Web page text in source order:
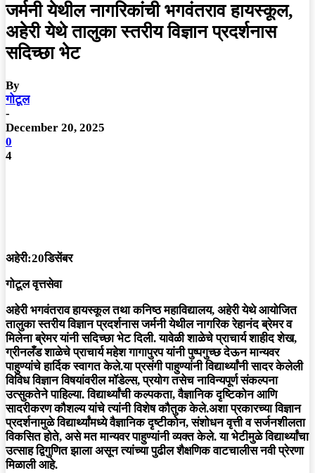
जर्मनी येथील नागरिकांची भगवंतराव हायस्कूल,
अहेरी येथे तालुका स्तरीय विज्ञान प्रदर्शनास
सदिच्छा भेट
By
गोटूल
-
December 20, 2025
0
4
अहेरी:20डिसेंबर
गोटूल वृत्तसेवा
अहेरी भगवंतराव हायस्कूल तथा कनिष्ठ महाविद्यालय, अहेरी येथे आयोजित
तालुका स्तरीय विज्ञान प्रदर्शनास जर्मनी येथील नागरिक रेहानंद ब्रेमर व
मिलेना ब्रेमर यांनी सदिच्छा भेट दिली. यावेळी शाळेचे प्राचार्य शाहीद शेख,
ग्रीनलँड शाळेचे प्राचार्य महेश गागापुरप यांनी पुष्पगुच्छ देऊन मान्यवर
पाहुण्यांचे हार्दिक स्वागत केले.या प्रसंगी पाहुण्यांनी विद्यार्थ्यांनी सादर केलेली
विविध विज्ञान विषयांवरील मॉडेल्स, प्रयोग तसेच नाविन्यपूर्ण संकल्पना
उत्सुकतेने पाहिल्या. विद्यार्थ्यांची कल्पकता, वैज्ञानिक दृष्टिकोन आणि
सादरीकरण कौशल्य यांचे त्यांनी विशेष कौतुक केले.अशा प्रकारच्या विज्ञान
प्रदर्शनामुळे विद्यार्थ्यांमध्ये वैज्ञानिक दृष्टीकोन, संशोधन वृत्ती व सर्जनशीलता
विकसित होते, असे मत मान्यवर पाहुण्यांनी व्यक्त केले. या भेटीमुळे विद्यार्थ्यांचा
उत्साह द्विगुणित झाला असून त्यांच्या पुढील शैक्षणिक वाटचालीस नवी प्रेरणा
मिळाली आहे.